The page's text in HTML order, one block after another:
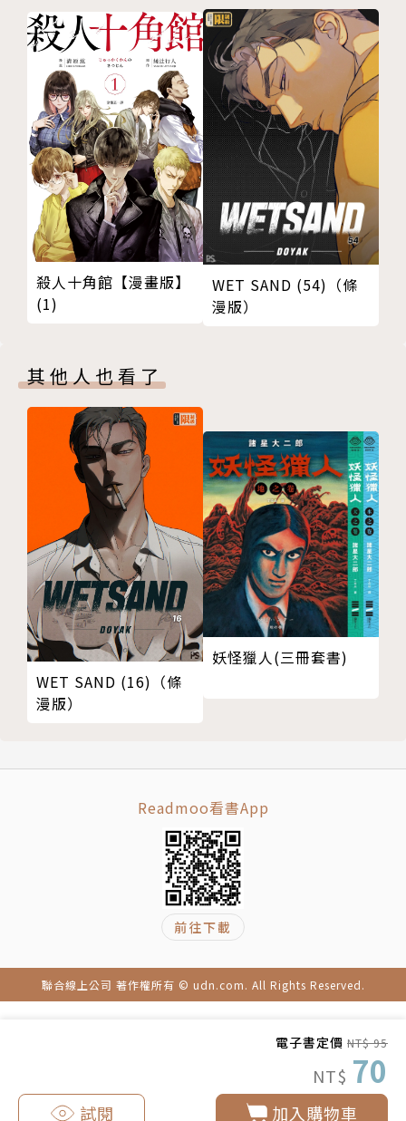
電子書定價 NT$ 95
NT$ 70
加入購物車
試閱
殺人十角館【漫畫版】
(1)
WET SAND (54)（條
漫版）
其他人也看了
WET SAND (16)（條
漫版）
妖怪獵人(三冊套書)
Readmoo看書App
前往下載
聯合線上公司 著作權所有 © udn.com. All Rights Reserved.